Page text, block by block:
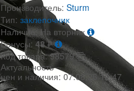
Производитель: Sturm
Тип: заклепочник
Наличие: На вторник
Бонусы: 48₽
Код товара:98579
Актуальность
цен и наличия: 07.08.26 12:47